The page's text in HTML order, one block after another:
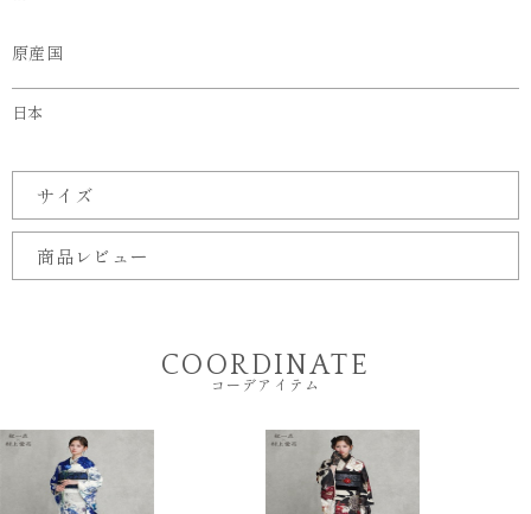
原産国
日本
サイズ
商品レビュー
COORDINATE
コーデアイテム